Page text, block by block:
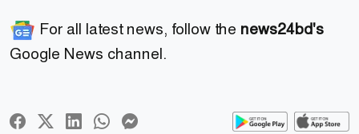
For all latest news, follow the news24bd's
Google News channel.